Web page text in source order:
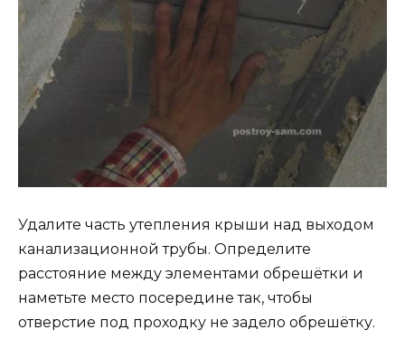
Удалите часть утепления крыши над выходом
канализационной трубы. Определите
расстояние между элементами обрешётки и
наметьте место посередине так, чтобы
отверстие под проходку не задело обрешётку.